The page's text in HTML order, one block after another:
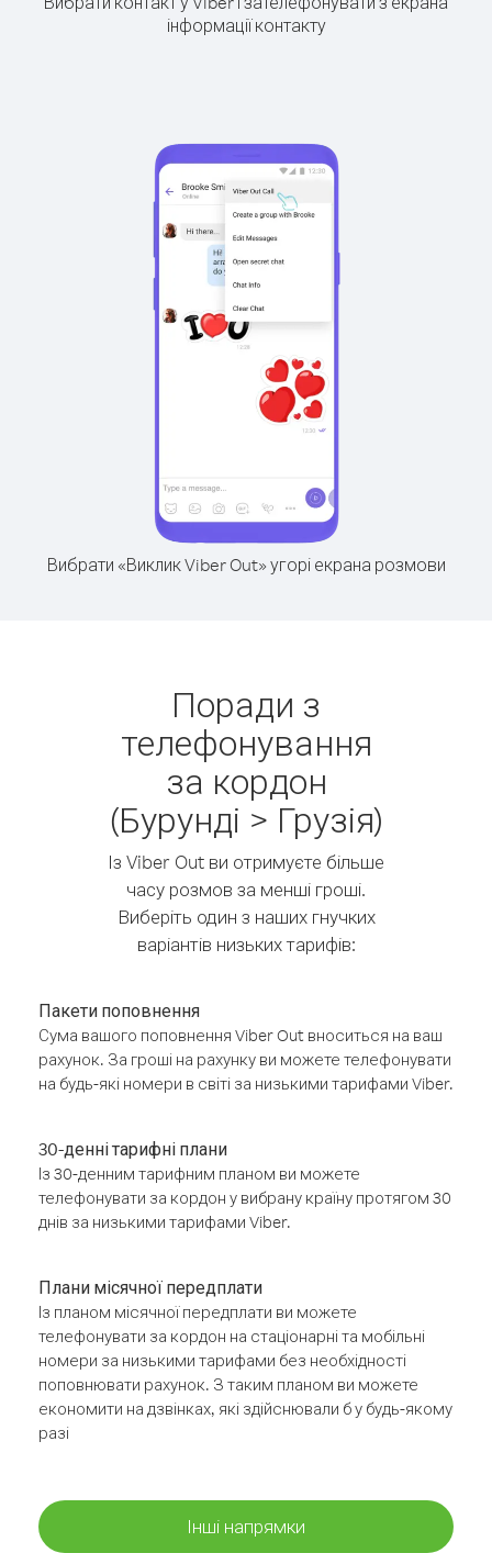
інформації контакту
Вибрати «Виклик Viber Out» угорі екрана розмови
Поради з
телефонування
за кордон
(Бурунді > Грузія)
Із Viber Out ви отримуєте більше
часу розмов за менші гроші.
Виберіть один з наших гнучких
варіантів низьких тарифів:
Пакети поповнення
Сума вашого поповнення Viber Out вноситься на ваш
рахунок. За гроші на рахунку ви можете телефонувати
на будь-які номери в світі за низькими тарифами Viber.
30-денні тарифні плани
Із 30-денним тарифним планом ви можете
телефонувати за кордон у вибрану країну протягом 30
днів за низькими тарифами Viber.
Плани місячної передплати
Із планом місячної передплати ви можете
телефонувати за кордон на стаціонарні та мобільні
номери за низькими тарифами без необхідності
поповнювати рахунок. З таким планом ви можете
економити на дзвінках, які здійснювали б у будь-якому
разі
Інші напрямки